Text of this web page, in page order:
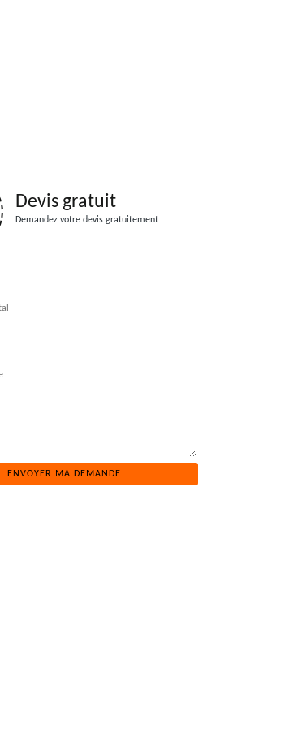
Devis gratuit
Demandez votre devis gratuitement